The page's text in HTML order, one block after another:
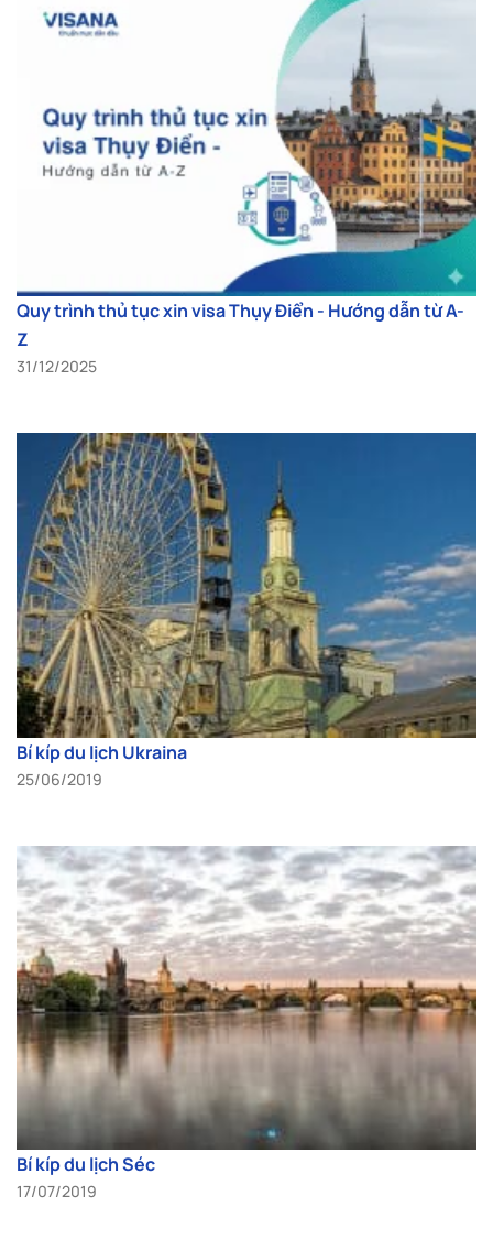
Quy trình thủ tục xin visa Thụy Điển - Hướng dẫn từ A-
Z
31/12/2025
Bí kíp du lịch Ukraina
25/06/2019
Bí kíp du lịch Séc
17/07/2019